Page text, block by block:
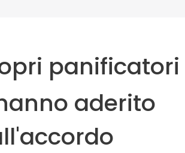
panificatori
aderito